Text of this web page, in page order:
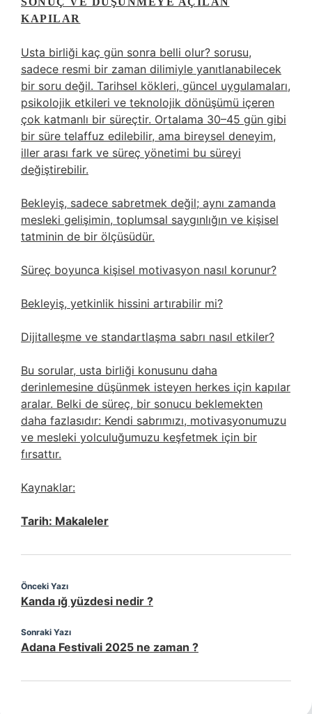
KAPILAR
Usta birliği kaç gün sonra belli olur? sorusu,
sadece resmi bir zaman dilimiyle yanıtlanabilecek
bir soru değil. Tarihsel kökleri, güncel uygulamaları,
psikolojik etkileri ve teknolojik dönüşümü içeren
çok katmanlı bir süreçtir. Ortalama 30–45 gün gibi
bir süre telaffuz edilebilir, ama bireysel deneyim,
iller arası fark ve süreç yönetimi bu süreyi
değiştirebilir.
Bekleyiş, sadece sabretmek değil; aynı zamanda
mesleki gelişimin, toplumsal saygınlığın ve kişisel
tatminin de bir ölçüsüdür.
Süreç boyunca kişisel motivasyon nasıl korunur?
Bekleyiş, yetkinlik hissini artırabilir mi?
Dijitalleşme ve standartlaşma sabrı nasıl etkiler?
Bu sorular, usta birliği konusunu daha
derinlemesine düşünmek isteyen herkes için kapılar
aralar. Belki de süreç, bir sonucu beklemekten
daha fazlasıdır: Kendi sabrımızı, motivasyonumuzu
ve mesleki yolculuğumuzu keşfetmek için bir
fırsattır.
Kaynaklar:
Tarih: Makaleler
Önceki Yazı
Kanda ığ yüzdesi nedir ?
Sonraki Yazı
Adana Festivali 2025 ne zaman ?